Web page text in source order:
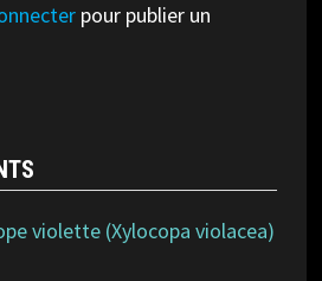
pour publier un
violette (Xylocopa violacea)